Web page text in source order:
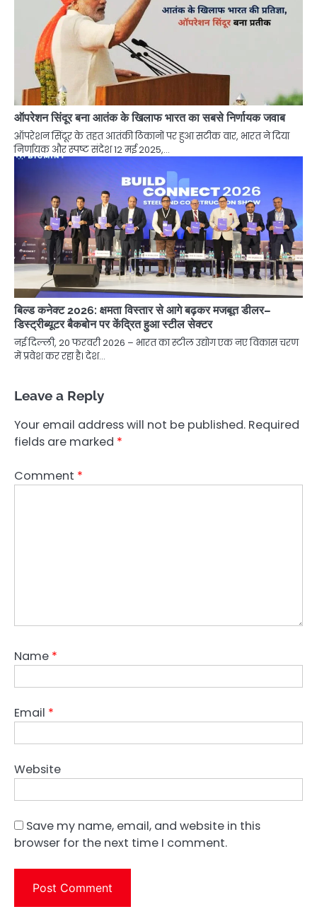
ऑपरेशन सिंदूर बना आतंक के खिलाफ भारत का सबसे निर्णायक जवाब
ऑपरेशन सिंदूर के तहत आतंकी ठिकानों पर हुआ सटीक वार, भारत ने दिया
निर्णायक और स्पष्ट संदेश 12 मई 2025,…
बिल्ड कनेक्ट 2026: क्षमता विस्तार से आगे बढ़कर मजबूत डीलर–
डिस्ट्रीब्यूटर बैकबोन पर केंद्रित हुआ स्टील सेक्टर
नई दिल्ली, 20 फरवरी 2026 – भारत का स्टील उद्योग एक नए विकास चरण
में प्रवेश कर रहा है। देश…
Leave a Reply
Your email address will not be published. Required
fields are marked *
Comment *
Name *
Email *
Website
Save my name, email, and website in this
browser for the next time I comment.